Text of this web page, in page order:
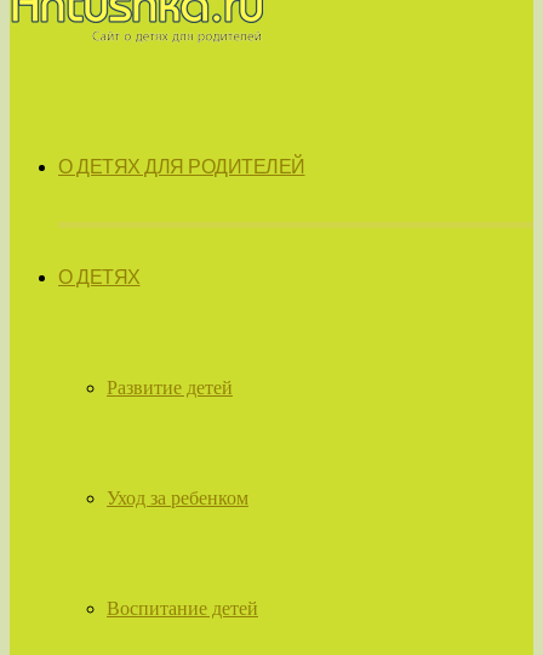
О ДЕТЯХ ДЛЯ РОДИТЕЛЕЙ
О ДЕТЯХ
Развитие детей
Уход за ребенком
Воспитание детей